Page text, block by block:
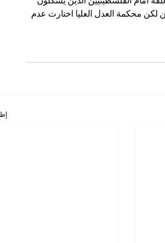
لكن محكمة العدل العليا اختارت عدم